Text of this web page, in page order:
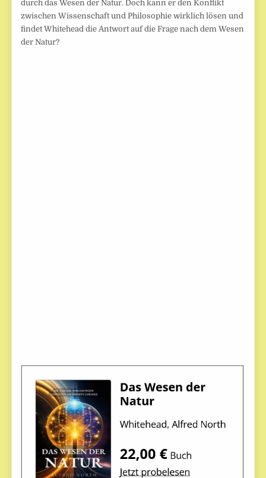
durch das Wesen der Natur. Doch kann er den Konflikt
zwischen Wissenschaft und Philosophie wirklich lösen und
findet Whitehead die Antwort auf die Frage nach dem Wesen
der Natur?